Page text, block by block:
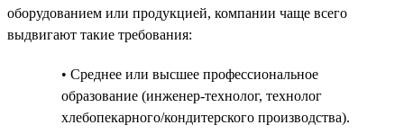
оборудованием или продукцией, компании чаще всего
выдвигают такие требования:
• Среднее или высшее профессиональное
образование (инженер-технолог, технолог
хлебопекарного/кондитерского производства).